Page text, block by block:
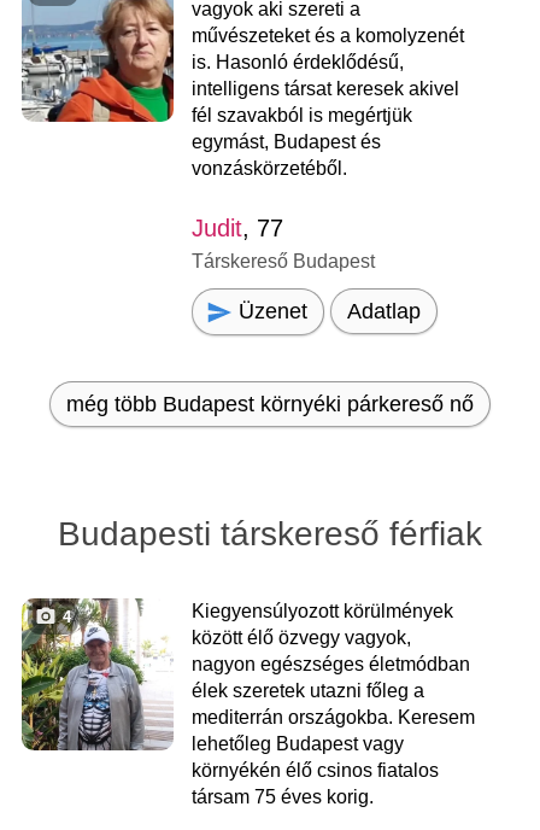
vagyok aki szereti a
művészeteket és a komolyzenét
is. Hasonló érdeklődésű,
intelligens társat keresek akivel
fél szavakból is megértjük
egymást, Budapest és
vonzáskörzetéből.
Judit, 77
Társkereső Budapest
Üzenet Adatlap
még több Budapest környéki párkereső nő
Budapesti társkereső férfiak
4
Kiegyensúlyozott körülmények
között élő özvegy vagyok,
nagyon egészséges életmódban
élek szeretek utazni főleg a
mediterrán országokba. Keresem
lehetőleg Budapest vagy
környékén élő csinos fiatalos
társam 75 éves korig.